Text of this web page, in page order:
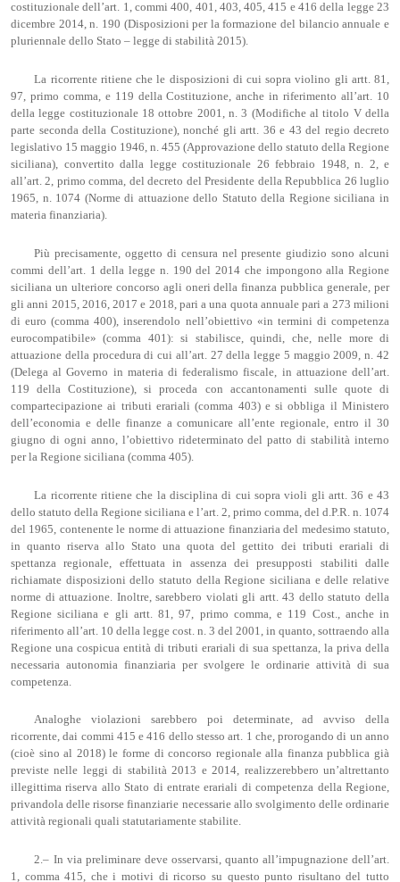
costituzionale dell’art. 1, commi 400, 401, 403, 405, 415 e 416 della legge 23
dicembre 2014, n. 190 (Disposizioni per la formazione del bilancio annuale e
pluriennale dello Stato – legge di stabilità 2015).
La ricorrente ritiene che le disposizioni di cui sopra violino gli artt. 81,
97, primo comma, e 119 della Costituzione, anche in riferimento all’art. 10
della legge costituzionale 18 ottobre 2001, n. 3 (Modifiche al titolo V della
parte seconda della Costituzione), nonché gli artt. 36 e 43 del regio decreto
legislativo 15 maggio 1946, n. 455 (Approvazione dello statuto della Regione
siciliana), convertito dalla legge costituzionale 26 febbraio 1948, n. 2, e
all’art. 2, primo comma, del decreto del Presidente della Repubblica 26 luglio
1965, n. 1074 (Norme di attuazione dello Statuto della Regione siciliana in
materia finanziaria).
Più precisamente, oggetto di censura nel presente giudizio sono alcuni
commi dell’art. 1 della legge n. 190 del 2014 che impongono alla Regione
siciliana un ulteriore concorso agli oneri della finanza pubblica generale, per
gli anni 2015, 2016, 2017 e 2018, pari a una quota annuale pari a 273 milioni
di euro (comma 400), inserendolo nell’obiettivo «in termini di competenza
eurocompatibile» (comma 401): si stabilisce, quindi, che, nelle more di
attuazione della procedura di cui all’art. 27 della legge 5 maggio 2009, n. 42
(Delega al Governo in materia di federalismo fiscale, in attuazione dell’art.
119 della Costituzione), si proceda con accantonamenti sulle quote di
compartecipazione ai tributi erariali (comma 403) e si obbliga il Ministero
dell’economia e delle finanze a comunicare all’ente regionale, entro il 30
giugno di ogni anno, l’obiettivo rideterminato del patto di stabilità interno
per la Regione siciliana (comma 405).
La ricorrente ritiene che la disciplina di cui sopra violi gli artt. 36 e 43
dello statuto della Regione siciliana e l’art. 2, primo comma, del d.P.R. n. 1074
del 1965, contenente le norme di attuazione finanziaria del medesimo statuto,
in quanto riserva allo Stato una quota del gettito dei tributi erariali di
spettanza regionale, effettuata in assenza dei presupposti stabiliti dalle
richiamate disposizioni dello statuto della Regione siciliana e delle relative
norme di attuazione. Inoltre, sarebbero violati gli artt. 43 dello statuto della
Regione siciliana e gli artt. 81, 97, primo comma, e 119 Cost., anche in
riferimento all’art. 10 della legge cost. n. 3 del 2001, in quanto, sottraendo alla
Regione una cospicua entità di tributi erariali di sua spettanza, la priva della
necessaria autonomia finanziaria per svolgere le ordinarie attività di sua
competenza.
Analoghe violazioni sarebbero poi determinate, ad avviso della
ricorrente, dai commi 415 e 416 dello stesso art. 1 che, prorogando di un anno
(cioè sino al 2018) le forme di concorso regionale alla finanza pubblica già
previste nelle leggi di stabilità 2013 e 2014, realizzerebbero un’altrettanto
illegittima riserva allo Stato di entrate erariali di competenza della Regione,
privandola delle risorse finanziarie necessarie allo svolgimento delle ordinarie
attività regionali quali statutariamente stabilite.
2.– In via preliminare deve osservarsi, quanto all’impugnazione dell’art.
1, comma 415, che i motivi di ricorso su questo punto risultano del tutto